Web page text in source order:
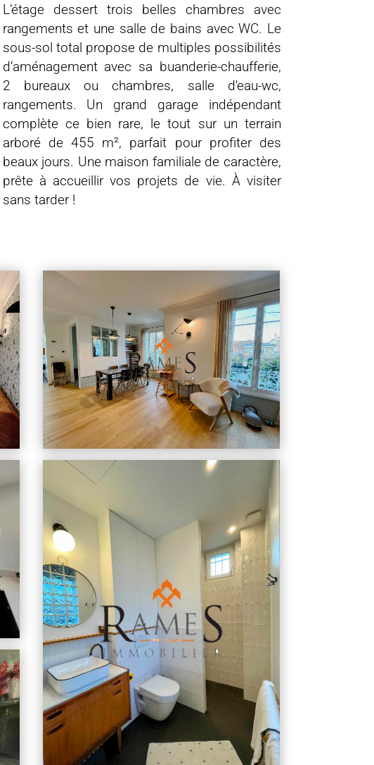
L’étage dessert trois belles chambres avec
rangements et une salle de bains avec WC. Le
sous-sol total propose de multiples possibilités
d’aménagement avec sa buanderie-chaufferie,
2 bureaux ou chambres, salle d'eau-wc,
rangements. Un grand garage indépendant
complète ce bien rare, le tout sur un terrain
arboré de 455 m², parfait pour profiter des
beaux jours. Une maison familiale de caractère,
prête à accueillir vos projets de vie. À visiter
sans tarder !